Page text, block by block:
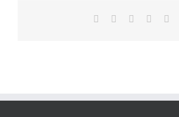
Facebook
Reddit LinkedInPinterest